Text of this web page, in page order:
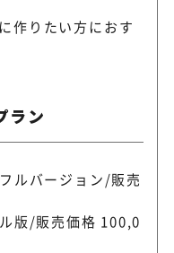
作りたい方におす
ン
ルバージョン/販売
版/販売価格 100,0